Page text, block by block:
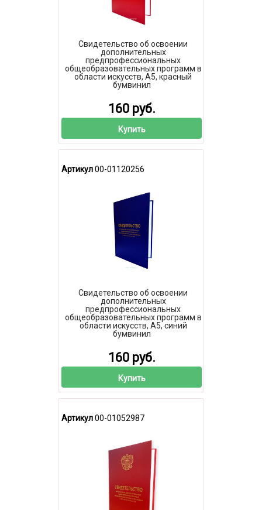
Свидетельство об освоении
дополнительных
предпрофессиональных
общеобразовательных программ в
области искусств, А5, красный
бумвинил
160 руб.
Купить
Артикул00-01120256
Свидетельство об освоении
дополнительных
предпрофессиональных
общеобразовательных программ в
области искусств, А5, синий
бумвинил
160 руб.
Купить
Артикул00-01052987